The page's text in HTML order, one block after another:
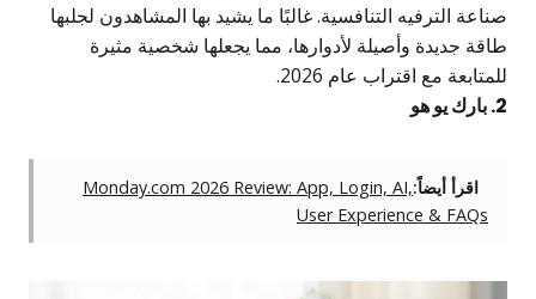
الترفيه التنافسية. غالبًا ما يشيد بها المشاهدون لجلبها
جديدة وأصيلة لأدوارها، مما يجعلها شخصية مثيرة
مع اقتراب عام 2026.
اقرأ أيضاً: Monday.com 2026 Review: App, Login, AI,
User Experience & FAQs